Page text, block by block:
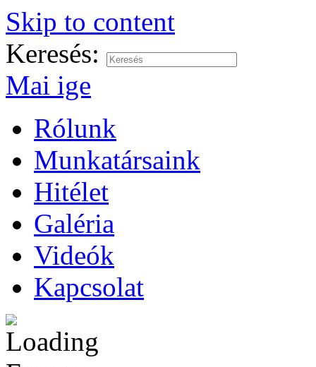
Skip to content
Keresés:
Mai ige
Rólunk
Munkatársaink
Hitélet
Galéria
Videók
Kapcsolat